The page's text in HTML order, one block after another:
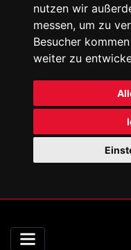
nutzen wir
messen, um zu
Besucher
weiter zu